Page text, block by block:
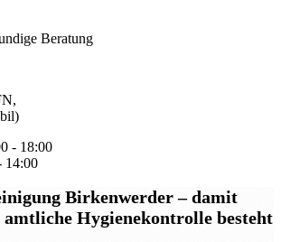
Beratung
- 18:00
14:00
Birkenwerder– damit
Hygienekontrolle besteht